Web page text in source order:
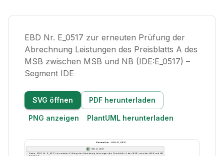
EBD Nr. E_0517 zur erneuten Prüfung der
Abrechnung Leistungen des Preisblatts A des
MSB zwischen MSB und NB (IDE:E_0517) –
Segment IDE
SVG öffnen PDF herunterladen
PNG anzeigen PlantUML herunterladen